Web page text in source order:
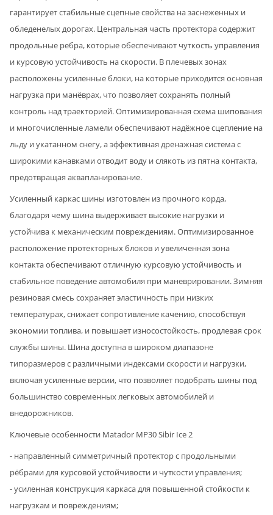
гарантирует стабильные сцепные свойства на заснеженных и
обледенелых дорогах. Центральная часть протектора содержит
продольные ребра, которые обеспечивают чуткость управления
и курсовую устойчивость на скорости. В плечевых зонах
расположены усиленные блоки, на которые приходится основная
нагрузка при манёврах, что позволяет сохранять полный
контроль над траекторией. Оптимизированная схема шипования
и многочисленные ламели обеспечивают надёжное сцепление на
льду и укатанном снегу, а эффективная дренажная система с
широкими канавками отводит воду и слякоть из пятна контакта,
предотвращая аквапланирование.
Усиленный каркас шины изготовлен из прочного корда,
благодаря чему шина выдерживает высокие нагрузки и
устойчива к механическим повреждениям. Оптимизированное
расположение протекторных блоков и увеличенная зона
контакта обеспечивают отличную курсовую устойчивость и
стабильное поведение автомобиля при маневрировании. Зимняя
резиновая смесь сохраняет эластичность при низких
температурах, снижает сопротивление качению, способствуя
экономии топлива, и повышает износостойкость, продлевая срок
службы шины. Шина доступна в широком диапазоне
типоразмеров с различными индексами скорости и нагрузки,
включая усиленные версии, что позволяет подобрать шины под
большинство современных легковых автомобилей и
внедорожников.
Ключевые особенности Matador MP30 Sibir Ice 2
- направленный симметричный протектор с продольными
рёбрами для курсовой устойчивости и чуткости управления;
- усиленная конструкция каркаса для повышенной стойкости к
нагрузкам и повреждениям;